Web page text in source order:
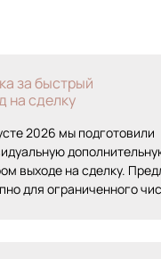
за быстрый
на сделку
2026 мы подготовили
выходе на сделку.
для ограниченного